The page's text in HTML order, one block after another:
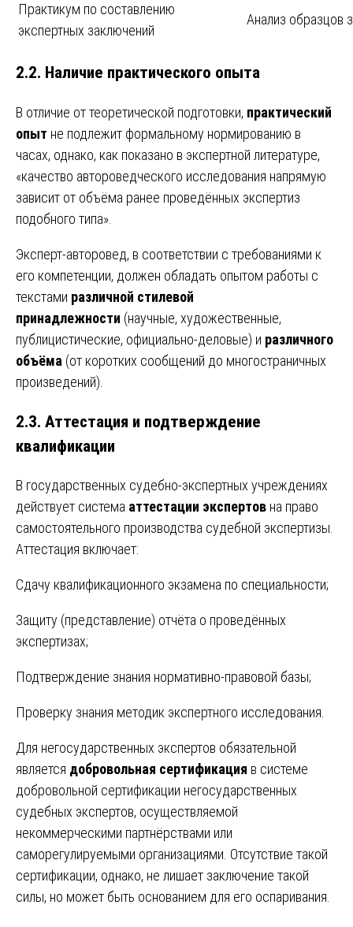
Практикум по составлению
экспертных заключений
Анализ образцов
2.2. Наличие практического опыта
В отличие от теоретической подготовки, практический
опыт не подлежит формальному нормированию в
часах, однако, как показано в экспертной литературе,
«качество автороведческого исследования напрямую
зависит от объёма ранее проведённых экспертиз
подобного типа».
Эксперт-авторовед, в соответствии с требованиями к
его компетенции, должен обладать опытом работы с
текстами различной стилевой
принадлежности (научные, художественные,
публицистические, официально-деловые) и различного
объёма (от коротких сообщений до многостраничных
произведений).
2.3. Аттестация и подтверждение
квалификации
В государственных судебно-экспертных учреждениях
действует система аттестации экспертов на право
самостоятельного производства судебной экспертизы.
Аттестация включает:
Сдачу квалификационного экзамена по специальности;
Защиту (представление) отчёта о проведённых
экспертизах;
Подтверждение знания нормативно-правовой базы;
Проверку знания методик экспертного исследования.
Для негосударственных экспертов обязательной
является добровольная сертификация в системе
добровольной сертификации негосударственных
судебных экспертов, осуществляемой
некоммерческими партнёрствами или
саморегулируемыми организациями. Отсутствие такой
сертификации, однако, не лишает заключение такой
силы, но может быть основанием для его оспаривания.